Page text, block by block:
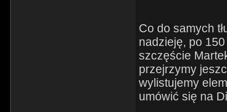
Co do samych
nadzieję, po
szczęście
przejrzymy
wylistujemy
umówić się na